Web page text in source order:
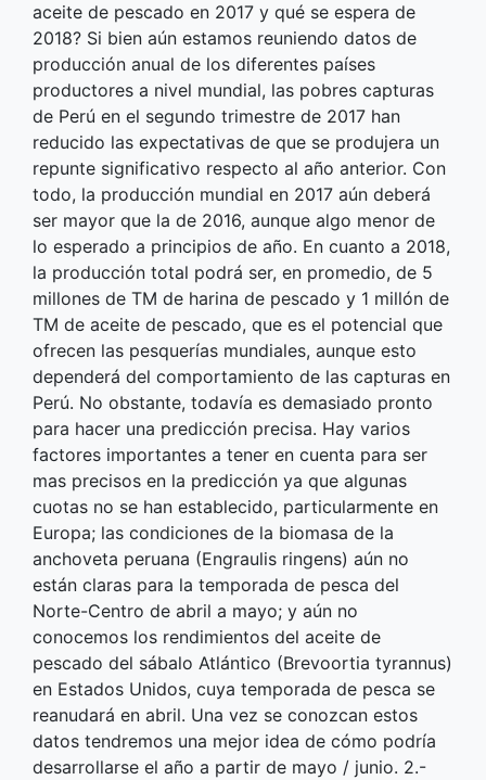
aceite de pescado en 2017 y qué se espera de
2018? Si bien aún estamos reuniendo datos de
producción anual de los diferentes países
productores a nivel mundial, las pobres capturas
de Perú en el segundo trimestre de 2017 han
reducido las expectativas de que se produjera un
repunte significativo respecto al año anterior. Con
todo, la producción mundial en 2017 aún deberá
ser mayor que la de 2016, aunque algo menor de
lo esperado a principios de año. En cuanto a 2018,
la producción total podrá ser, en promedio, de 5
millones de TM de harina de pescado y 1 millón de
TM de aceite de pescado, que es el potencial que
ofrecen las pesquerías mundiales, aunque esto
dependerá del comportamiento de las capturas en
Perú. No obstante, todavía es demasiado pronto
para hacer una predicción precisa. Hay varios
factores importantes a tener en cuenta para ser
mas precisos en la predicción ya que algunas
cuotas no se han establecido, particularmente en
Europa; las condiciones de la biomasa de la
anchoveta peruana (Engraulis ringens) aún no
están claras para la temporada de pesca del
Norte-Centro de abril a mayo; y aún no
conocemos los rendimientos del aceite de
pescado del sábalo Atlántico (Brevoortia tyrannus)
en Estados Unidos, cuya temporada de pesca se
reanudará en abril. Una vez se conozcan estos
datos tendremos una mejor idea de cómo podría
desarrollarse el año a partir de mayo / junio. 2.-